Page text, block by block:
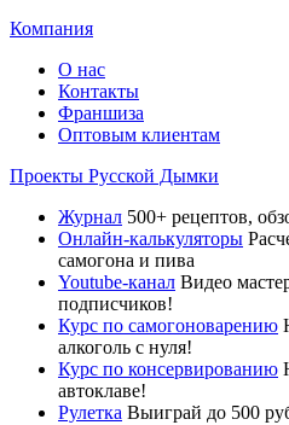
Компания
О нас
Контакты
Франшиза
Оптовым клиентам
Проекты Русской Дымки
Журнал 500+ рецептов,
Онлайн-калькуляторы
самогона и пива
Youtube-канал Видео
подписчиков!
Курс по самогоноварению
алкоголь с нуля!
Курс по консервированию
автоклаве!
Рулетка Выиграй до 500